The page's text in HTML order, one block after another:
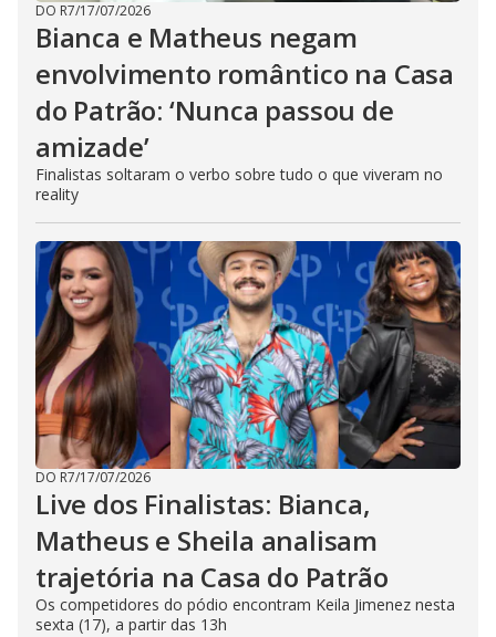
DO R7/17/07/2026
Bianca e Matheus negam
envolvimento romântico na Casa
do Patrão: ‘Nunca passou de
amizade’
Finalistas soltaram o verbo sobre tudo o que viveram no
reality
DO R7/17/07/2026
Live dos Finalistas: Bianca,
Matheus e Sheila analisam
trajetória na Casa do Patrão
Os competidores do pódio encontram Keila Jimenez nesta
sexta (17), a partir das 13h